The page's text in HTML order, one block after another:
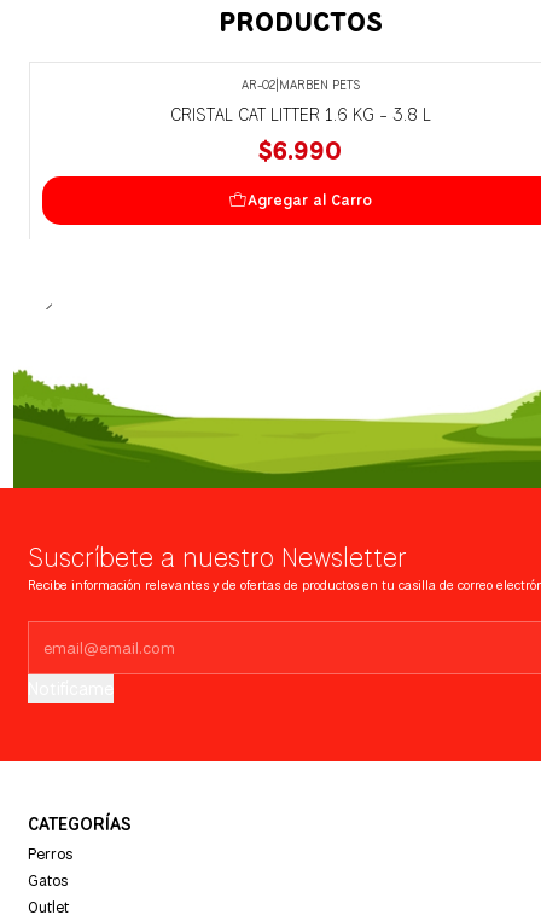
PRODUCTOS
AR-02| MARBEN PETS
CRISTAL CAT LITTER 1.6 KG - 3.8 L
$6.990
Agregar al Carro
Suscríbete a nuestro Newsletter
Recibe información relevantes y de ofertas de productos en tu casilla de correo
CATEGORÍAS
Perros
Gatos
Outlet